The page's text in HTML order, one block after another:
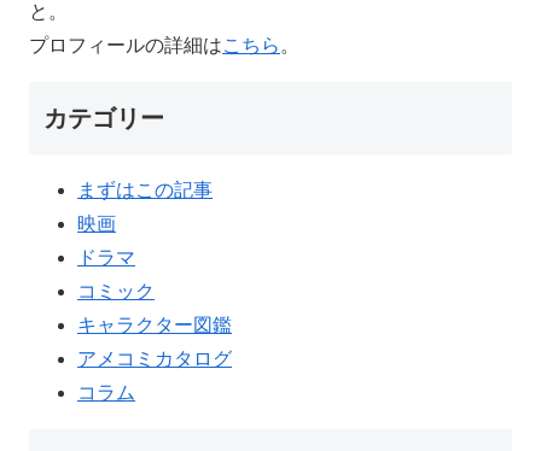
と。
プロフィールの詳細はこちら 。
カテゴリー
まずはこの記事
映画
ドラマ
コミック
キャラクター図鑑
アメコミカタログ
コラム